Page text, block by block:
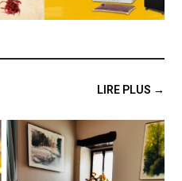
LIRE PLUS →